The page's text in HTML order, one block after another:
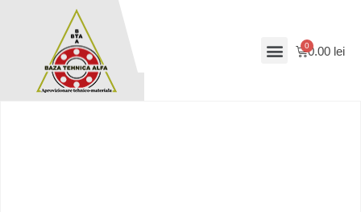
0.00 lei